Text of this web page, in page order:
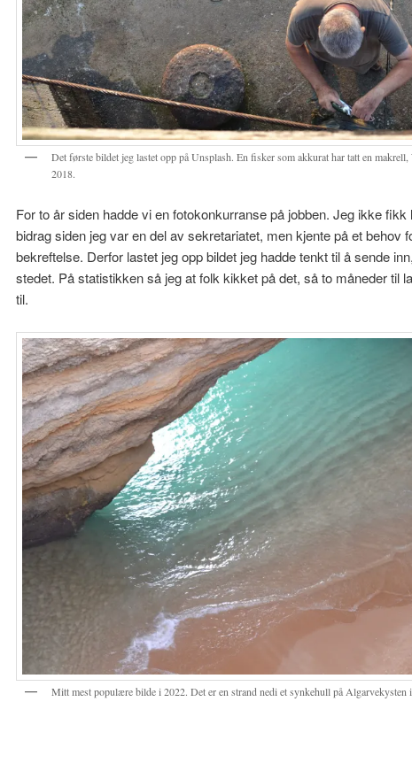
Det første bildet jeg lastet opp på Unsplash. En fisker som akkurat har tatt en
2018.
For to år siden hadde vi en fotokonkurranse på jobben. Jeg ikke fikk
bidrag siden jeg var en del av sekretariatet, men kjente på et behov
bekreftelse. Derfor lastet jeg opp bildet jeg hadde tenkt til å sende
stedet. På statistikken så jeg at folk kikket på det, så to måneder til
til.
Mitt mest populære bilde i 2022. Det er en strand nedi et synkehull på Algarvekysten